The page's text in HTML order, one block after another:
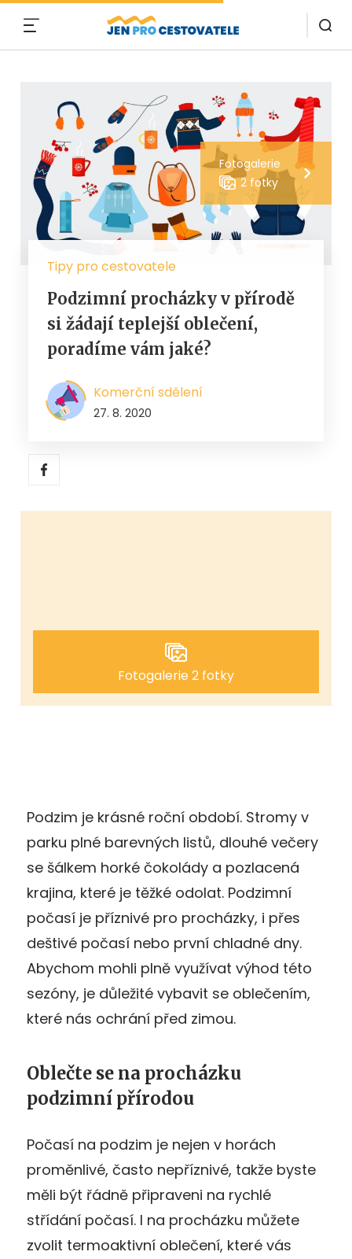
Fotogalerie
2 fotky
Tipy pro cestovatele
Podzimní procházky v přírodě
si žádají teplejší oblečení,
poradíme vám jaké?
Komerční sdělení
27. 8. 2020
Fotogalerie 2 fotky
Podzim je krásné roční období. Stromy v
parku plné barevných listů, dlouhé večery
se šálkem horké čokolády a pozlacená
krajina, které je těžké odolat. Podzimní
počasí je příznivé pro procházky, i přes
deštivé počasí nebo první chladné dny.
Abychom mohli plně využívat výhod této
sezóny, je důležité vybavit se oblečením,
které nás ochrání před zimou.
Oblečte se na procházku
podzimní přírodou
Počasí na podzim je nejen v horách
proměnlivé, často nepříznivé, takže byste
měli být řádně připraveni na rychlé
střídání počasí. I na procházku můžete
zvolit termoaktivní oblečení, které vás